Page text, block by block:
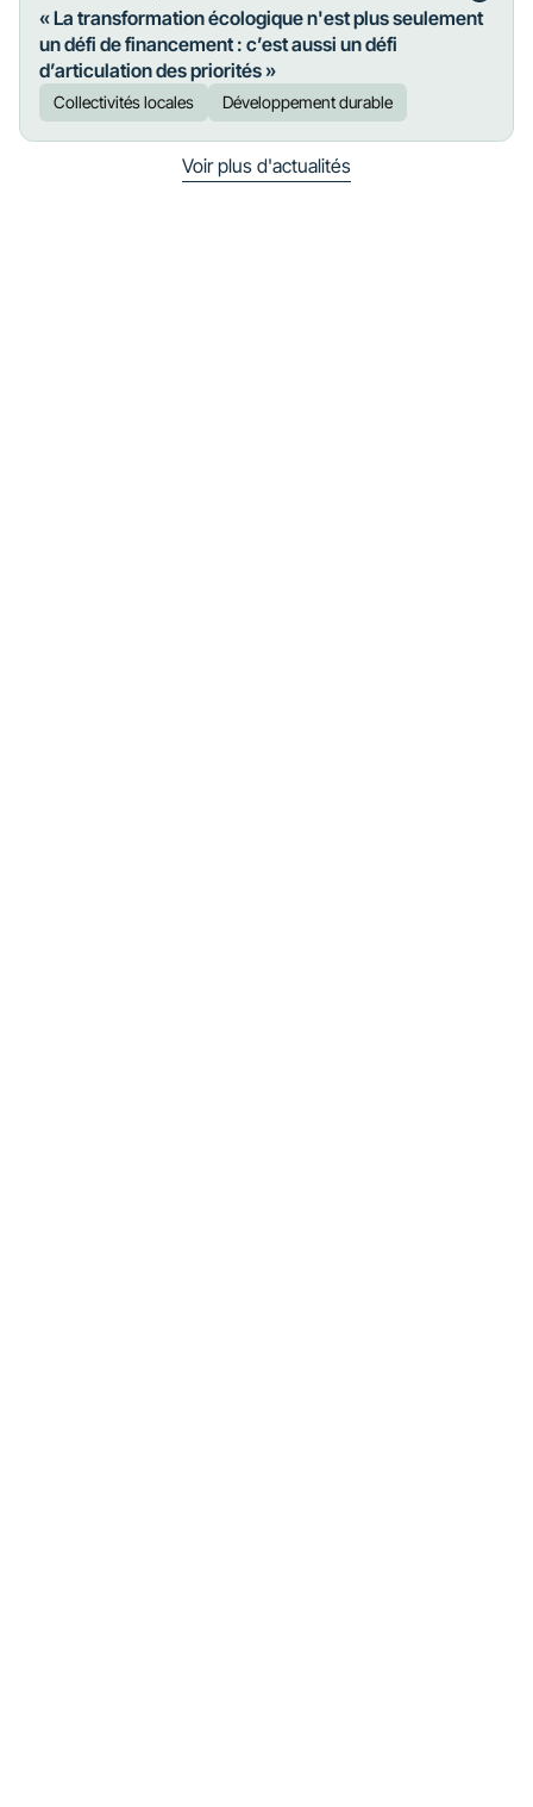
« La transformation écologique n'est plus seulement
un défi de financement : c’est aussi un défi
d’articulation des priorités »
Collectivités locales Développement durable
Voir plus d'actualités